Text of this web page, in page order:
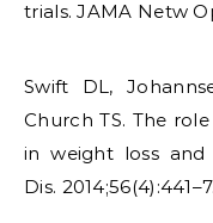
trials. JAMA Netw
Swift DL,
Church TS. The
in weight loss and
Dis. 2014;56(4):441–7.